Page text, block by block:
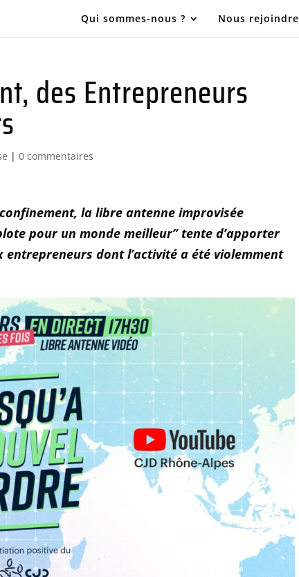
Qui sommes-nous ? Nous rejoindre
des Entrepreneurs
|0 commentaires
la libre antenne improvisée
pour un monde meilleur” tente d’apporter
dont l’activité a été violemment